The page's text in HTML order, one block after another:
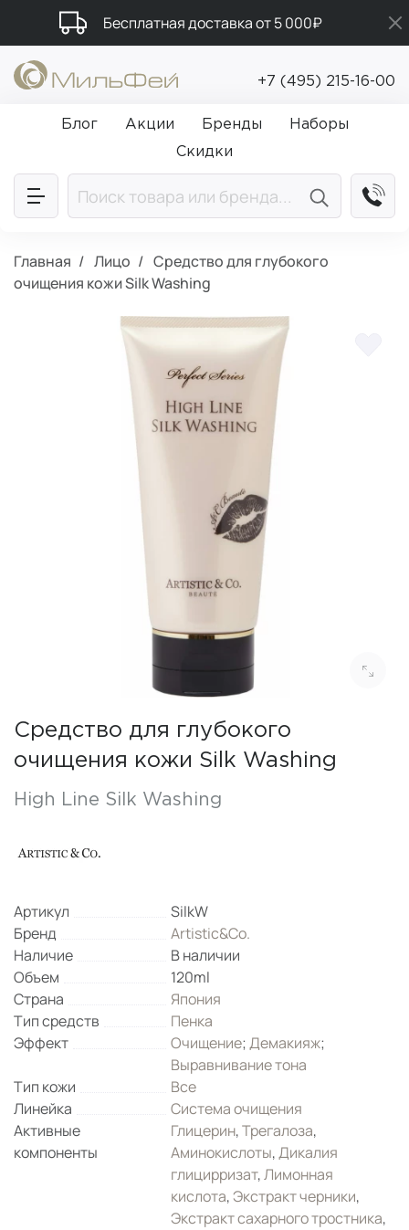
Бесплатная доставка от 5 000₽
Промокод ПРИВЕТ
Подарки в каждый заказ от 5 000₽
+7 (495) 215-16-00
Блог Акции Бренды
Наборы
Скидки
Главная Лицо
Средство для глубокого
очищения кожи Silk Washing
Средство для глубокого
очищения кожи Silk Washing
High Line Silk Washing
Артикул
SilkW
Бренд
Artistic&Co.
Наличие
В наличии
Объем
120ml
Страна
Япония
Тип средств
Пенка
Эффект
Очищение;Демакияж;
Выравнивание тона
Тип кожи
Все
Линейка
Система очищения
Активные
компоненты
Глицерин,Трегалоза,
Аминокислоты,Дикалия
глицирризат,Лимонная
кислота,Экстракт черники,
Экстракт сахарного тростника,